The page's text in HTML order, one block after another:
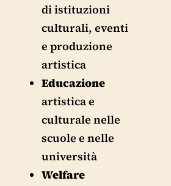
di istituzioni
culturali, eventi
e produzione
artistica
Educazione
artistica e
culturale nelle
scuole e nelle
università
Welfare